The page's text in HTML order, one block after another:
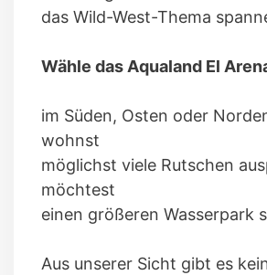
das Wild-West-Thema
Wähle das Aqualand El
im Süden, Osten oder
wohnst
möglichst viele Rutschen
möchtest
einen größeren Wasserpark
Aus unserer Sicht gibt es